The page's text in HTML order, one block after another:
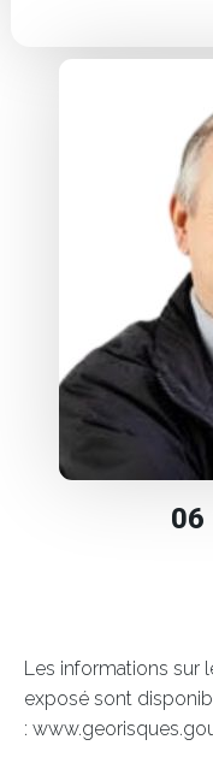
06
Les informations sur
exposé sont
: